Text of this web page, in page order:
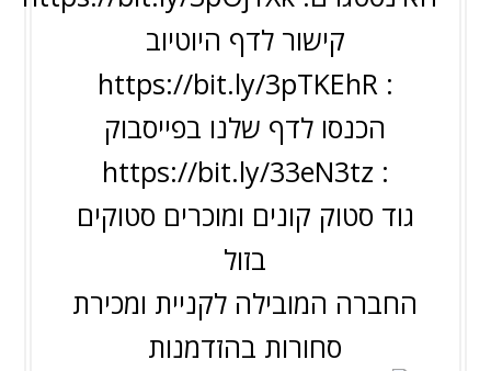
קישור לדף היוטיוב
:
https://bit.ly/3pTKEhR
הכנסו לדף שלנו בפייסבוק
:
https://bit.ly/33eN3tz
גוד סטוק קונים ומוכרים סטוקים
בזול
החברה המובילה לקניית ומכירת
סחורות בהזדמנות